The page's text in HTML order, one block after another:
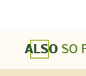
ALSO SO